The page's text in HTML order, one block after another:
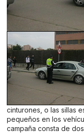
cinturones, o las sillas
pequeños en los
campaña consta de